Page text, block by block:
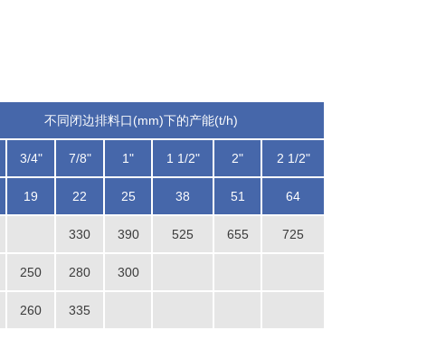
不同闭边排料口(mm)下的产能(t/h)
3/4" 7/8" 1" 1 1/2" 2" 2 1/2"
19 22 25 38 51 64
330 390 525 655 725
250 280 300
260 335
吨破碎石子生产线案例
时产600-800吨